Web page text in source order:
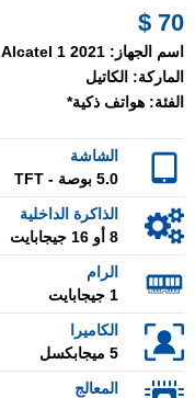
70 $
اسم الجهاز: Alcatel 1 2021
الماركة: الكاتيل
الفئة: هواتف ذكية*
الشاشة
5.0 بوصة - TFT
الذاكرة الداخلية
8 أو 16 جيجابايت
الرام
1 جيجابايت
الكاميرا
5 ميجابكسل
المعالج